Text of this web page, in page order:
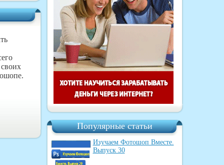
Популярные статьи
Изучаем Фотошоп Вместе.
Выпуск 30